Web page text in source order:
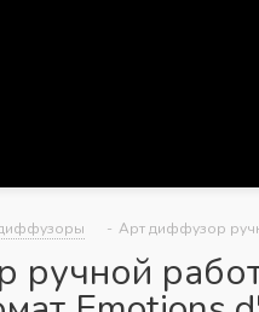
- Арт диффузор